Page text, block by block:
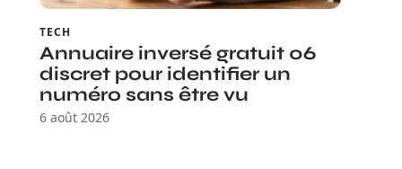
TECH
Annuaire inversé gratuit 06
discret pour identifier un
numéro sans être vu
6 août 2026